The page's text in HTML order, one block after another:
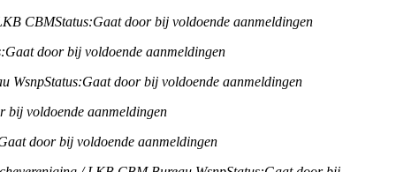
CBMStatus:Gaat door bij voldoende aanmeldingen
Gaat door bij voldoende aanmeldingen
WsnpStatus:Gaat door bij voldoende aanmeldingen
bij voldoende aanmeldingen
door bij voldoende aanmeldingen